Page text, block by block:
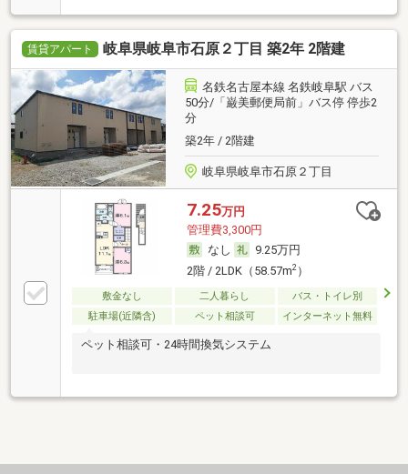
賃貸アパート 岐阜県岐阜市石原２丁目 築2年 2階建
名鉄名古屋本線 名鉄岐阜駅 バス
50分/「巌美郵便局前」バス停 停歩2
分
築2年 / 2階建
岐阜県岐阜市石原２丁目
7.25万円
管理費3,300円
なし
9.25万円
2階 / 2LDK（58.57m2）
敷金なし 二人暮らし
バス・トイレ別
駐車場(近隣含)
ペット相談可 インターネット無料
ペット相談可・24時間換気システム